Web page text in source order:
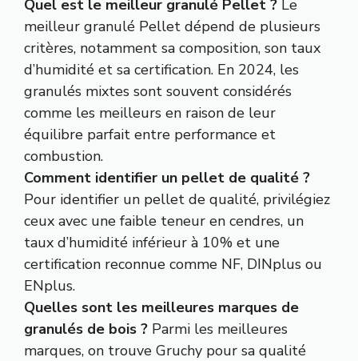
Quel est le meilleur granulé Pellet ? Le
meilleur granulé Pellet dépend de plusieurs
critères, notamment sa composition, son taux
d’humidité et sa certification. En 2024, les
granulés mixtes sont souvent considérés
comme les meilleurs en raison de leur
équilibre parfait entre performance et
combustion.
Comment identifier un pellet de qualité ?
Pour identifier un pellet de qualité, privilégiez
ceux avec une faible teneur en cendres, un
taux d’humidité inférieur à 10% et une
certification reconnue comme NF, DINplus ou
ENplus.
Quelles sont les meilleures marques de
granulés de bois ? Parmi les meilleures
marques, on trouve Gruchy pour sa qualité